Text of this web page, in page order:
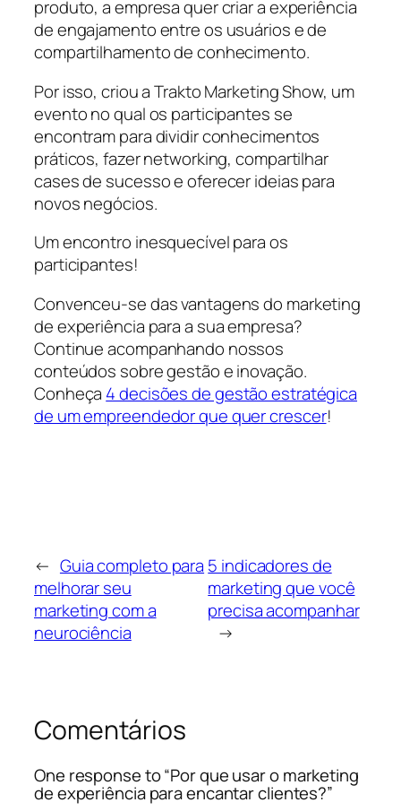
produto, a empresa quer criar a experiência
de engajamento entre os usuários e de
compartilhamento de conhecimento.
Por isso, criou a Trakto Marketing Show, um
evento no qual os participantes se
encontram para dividir conhecimentos
práticos, fazer networking, compartilhar
cases de sucesso e oferecer ideias para
novos negócios.
Um encontro inesquecível para os
participantes!
Convenceu-se das vantagens do marketing
de experiência para a sua empresa?
Continue acompanhando nossos
conteúdos sobre gestão e inovação.
Conheça 4 decisões de gestão estratégica
de um empreendedor que quer crescer!
← Guia completo para
melhorar seu
marketing com a
neurociência
5 indicadores de
marketing que você
precisa acompanhar
→
Comentários
One response to “Por que usar o marketing
de experiência para encantar clientes?”